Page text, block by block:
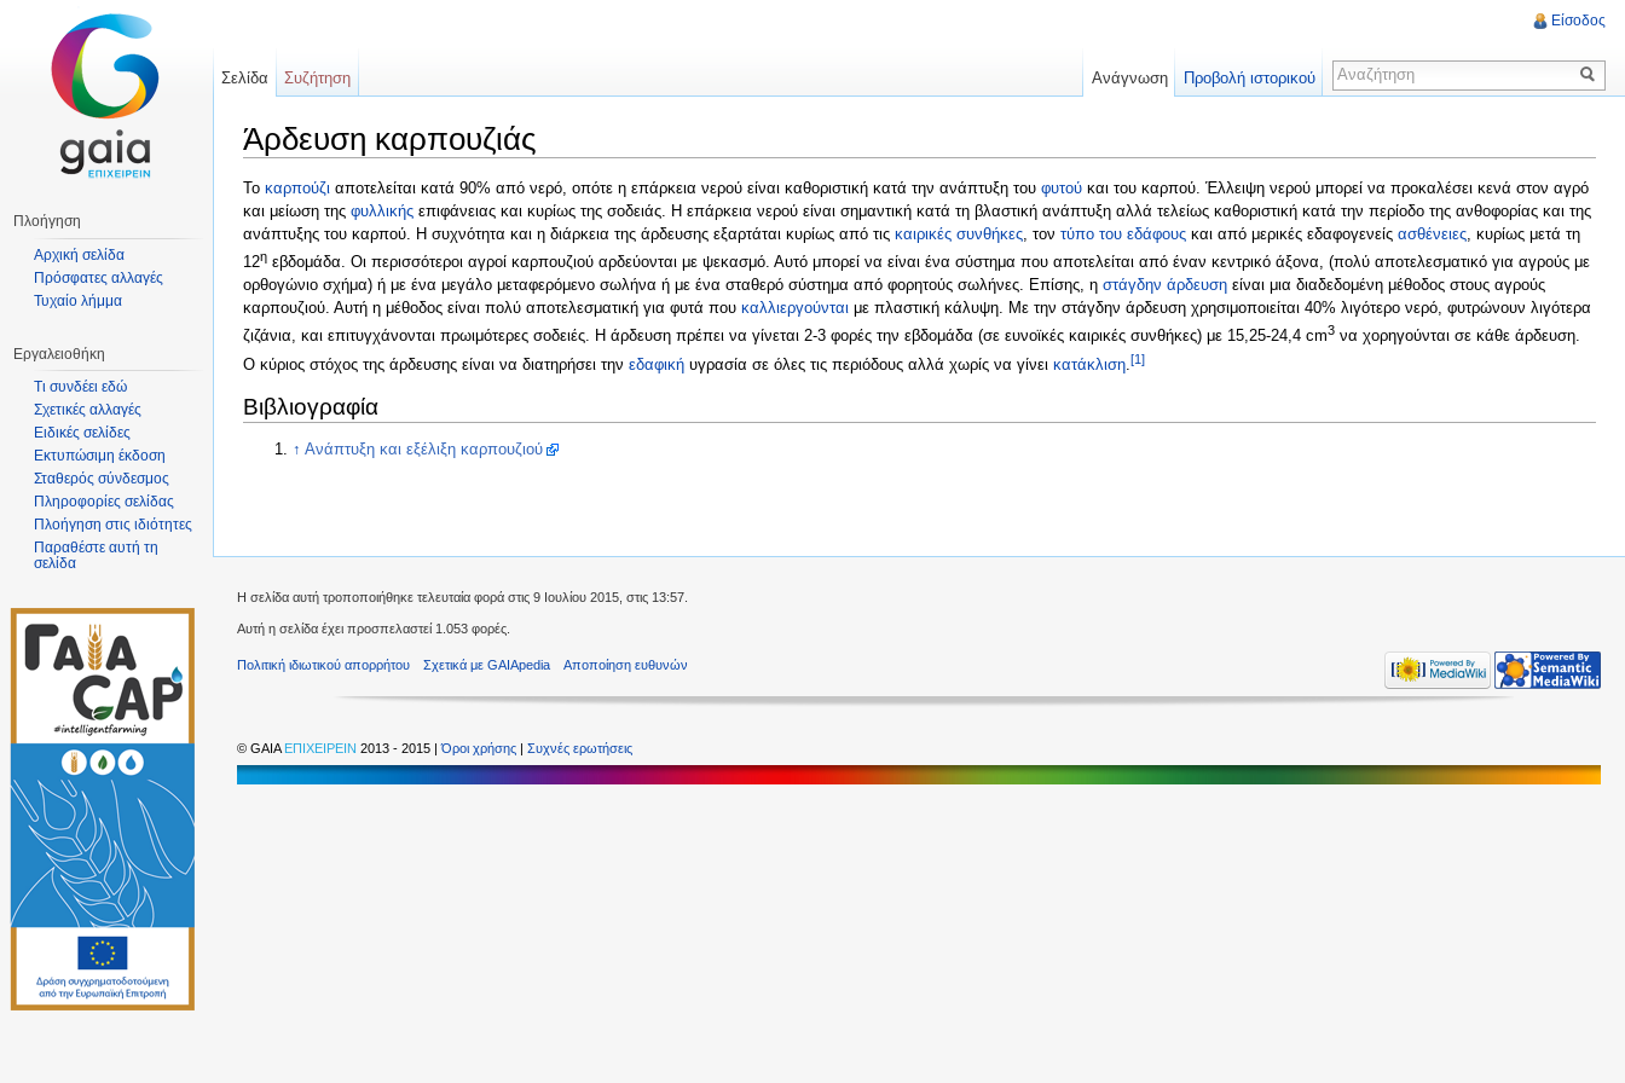
Άρδευση καρπουζιάς
Το καρπούζι αποτελείται κατά 90% από νερό, οπότε η επάρκεια νερού είναι καθοριστική κατά την ανάπτυξη του φυτού και του καρπού. Έλλειψη νερού μπορεί να προκαλέσει κενά στον αγρό
και μείωση της φυλλικής επιφάνειας και κυρίως της σοδειάς. Η επάρκεια νερού είναι σημαντική κατά τη βλαστική ανάπτυξη αλλά τελείως καθοριστική κατά την περίοδο της ανθοφορίας και της
ανάπτυξης του καρπού. Η συχνότητα και η διάρκεια της άρδευσης εξαρτάται κυρίως από τις καιρικές συνθήκες, τον τύπο του εδάφους και από μερικές εδαφογενείς ασθένειες, κυρίως μετά τη
12η εβδομάδα. Οι περισσότεροι αγροί καρπουζιού αρδεύονται με ψεκασμό. Αυτό μπορεί να είναι ένα σύστημα που αποτελείται από έναν κεντρικό άξονα, (πολύ αποτελεσματικό για αγρούς με
ορθογώνιο σχήμα) ή με ένα μεγάλο μεταφερόμενο σωλήνα ή με ένα σταθερό σύστημα από φορητούς σωλήνες. Επίσης, η στάγδην άρδευση είναι μια διαδεδομένη μέθοδος στους αγρούς
καρπουζιού. Αυτή η μέθοδος είναι πολύ αποτελεσματική για φυτά που καλλιεργούνται με πλαστική κάλυψη. Με την στάγδην άρδευση χρησιμοποιείται 40% λιγότερο νερό, φυτρώνουν λιγότερα
ζιζάνια, και επιτυγχάνονται πρωιμότερες σοδειές. Η άρδευση πρέπει να γίνεται 2-3 φορές την εβδομάδα (σε ευνοϊκές καιρικές συνθήκες) με 15,25-24,4 cm3 να χορηγούνται σε κάθε άρδευση.
Ο κύριος στόχος της άρδευσης είναι να διατηρήσει την εδαφική υγρασία σε όλες τις περιόδους αλλά χωρίς να γίνει κατάκλιση [1]
Βιβλιογραφία
↑ Ανάπτυξη και εξέλιξη καρπουζιού
Είσοδος
Σελίδα Συζήτηση Ανάγνωση Προβολή ιστορικού
Πλοήγηση
Αρχική σελίδα
Πρόσφατες αλλαγές
Τυχαίο λήμμα
Εργαλειοθήκη
Τι συνδέει εδώ
Σχετικές αλλαγές
Ειδικές σελίδες
Εκτυπώσιμη έκδοση
Σταθερός σύνδεσμος
Πληροφορίες σελίδας
Πλοήγηση στις ιδιότητες
Παραθέστε αυτή τη
σελίδα
Η σελίδα αυτή τροποποιήθηκε τελευταία φορά στις 9 Ιουλίου 2015, στις 13:57.
Αυτή η σελίδα έχει προσπελαστεί 1.053 φορές.
Πολιτική ιδιωτικού απορρήτου Σχετικά με GAIApedia Αποποίηση ευθυνών
© GAIA ΕΠΙΧΕΙΡΕΙΝ 2013 - 2015 |Όροι χρήσης | Συχνές ερωτήσεις